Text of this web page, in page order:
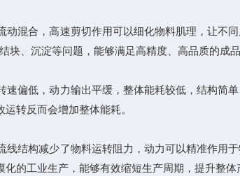
合，高速剪切作用可以细化物料肌理，让不
、沉淀等问题，能够满足高精度、高品质的成品
低，动力输出平缓，整体能耗较低，结构简
转反而会增加整体能耗。
构减少了物料运转阻力，动力可以精准作用
的工业生产，能够有效缩短生产周期，提升整体